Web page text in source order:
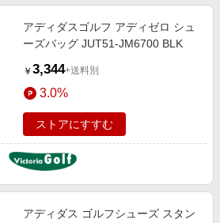
アディダスゴルフ アディゼロ シュ
ーズバッグ JUT51-JM6700 BLK
￥ 3,344+送料別
3.0%
ストアにすすむ
アディダス ゴルフシューズ スタン